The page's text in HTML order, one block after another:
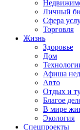
Личный
Сфера
Торговля
Жизнь
Здоровье
Дом
Афиша
Авто
Отдых и
Благое
В мире
Экология
Спецпроекты